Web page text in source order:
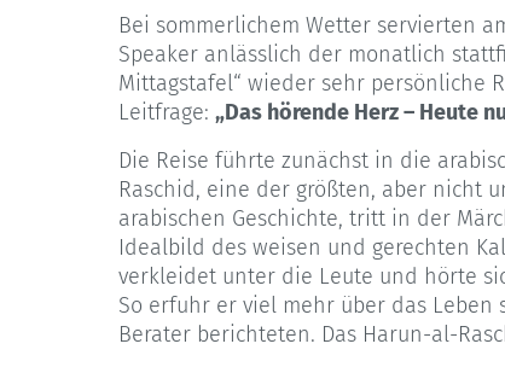
Bei sommerlichem Wetter servierten
Speaker anlässlich der monatlich
Mittagstafel“ wieder sehr persönliche
Leitfrage: „Das hörende Herz – Heute
Die Reise führte zunächst in die
Raschid, eine der größten, aber nicht
arabischen Geschichte, tritt in der
Idealbild des weisen und gerechten
verkleidet unter die Leute und hörte
So erfuhr er viel mehr über das Leben
Berater berichteten. Das Harun-al-